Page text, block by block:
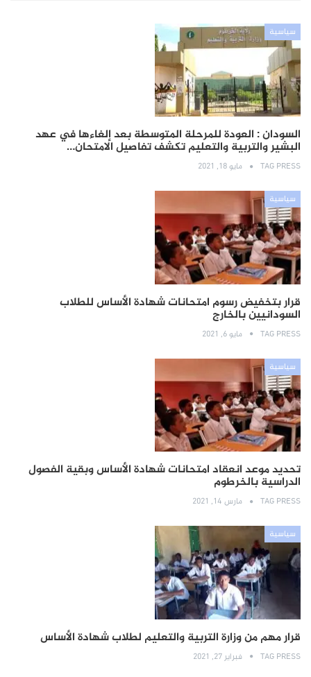
سياسية
السودان : العودة للمرحلة المتوسطة بعد إلغاءها في عهد
البشير والتربية والتعليم تكشف تفاصيل الامتحان…
TAG PRESS مايو 18, 2021
سياسية
قرار بتخفيض رسوم امتحانات شهادة الأساس للطلاب
السودانيين بالخارج
TAG PRESS مايو 6, 2021
سياسية
تحديد موعد انعقاد امتحانات شهادة الأساس وبقية الفصول
الدراسية بالخرطوم
TAG PRESS مارس 14, 2021
سياسية
قرار مهم من وزارة التربية والتعليم لطلاب شهادة الأساس
TAG PRESS فبراير 27, 2021